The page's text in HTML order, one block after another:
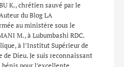
K., chrétien sauvé par le
du Blog LA
au ministère sous le
M., à Lubumbashi RDC.
à l’Institut Supérieur de
de Dieu. Je suis reconnaissant